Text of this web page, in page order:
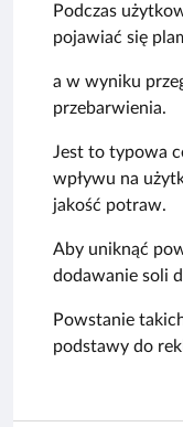
Podczas
pojawiać się
a w wyniku
przebarwienia.
Jest to typowa
wpływu na
jakość potraw.
Aby uniknąć
dodawanie soli
Powstanie
podstawy do